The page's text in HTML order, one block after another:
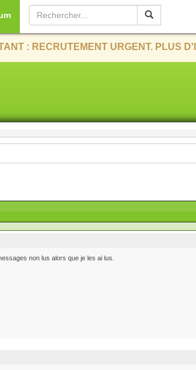
: RECRUTEMENT URGENT. PLUS
non lus alors que je les ai lus.